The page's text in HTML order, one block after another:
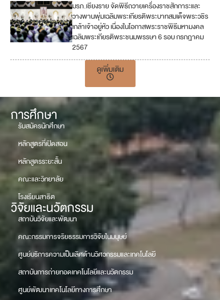
มรภ.เชียงราย จัดพิธีถวายเครื่องราชสักการะและ
วางพานพุ่มเฉลิมพระเกียรติพระบาทสมเด็จพระวชิร
เกล้าเจ้าอยู่หัว เนื่องในโอกาสพระราชพิธีมหามงคล
เฉลิมพระเกียรติพระชนมพรรษา 6 รอบ กรกฎาคม
2567
ดูเพิ่มเติม
การศึกษา
รับสมัครนักศึกษา
หลักสูตรที่เปิดสอน
หลักสูตรระยะสั้น
คณะและวิทยาลัย
โรงเรียนสาธิต
วิจัยและนวัตกรรม
สถาบันวิจัยและพัฒนา
คณะกรรมการจริยธรรมการวิจัยในมนุษย์
ศูนย์บริการความเป็นเลิศด้านวิศวกรรมและเทคโนโลยี
สถาบันการถ่ายทอดเทคโนโลยีและนวัตกรรม
ศูนย์พัฒนาเทคโนโลยีทางการศึกษา